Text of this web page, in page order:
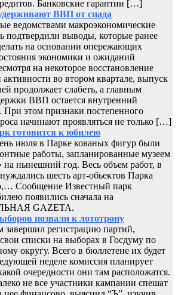
Банковские гарантии […]
ВВП от спада
ведомствами макроэкономические
подтвердили выводы, которые ранее
на основании опережающих
экономики и ожиданий
на некоторое восстановление
активности во втором квартале, выпуск
продолжает слабеть, а главным
ВВП остается внутренний
При этом признаки постепенного
начинают проявляться не только […]
готовится к юбилею
июля в Парке кованых фигур были
работы, запланированные музеем
на нынешний год. Весь объем работ, в
шесть арт-обьектов Парка
Сообщение Известный парк
появились сначала на
GAZЕТА.
позвали к лототрону
завершил регистрацию партий,
списки на выборах в Госдуму по
округу. Всего в бюллетене их будет
неделе комиссия планирует
очередности они там расположатся.
не все участники кампании спешат